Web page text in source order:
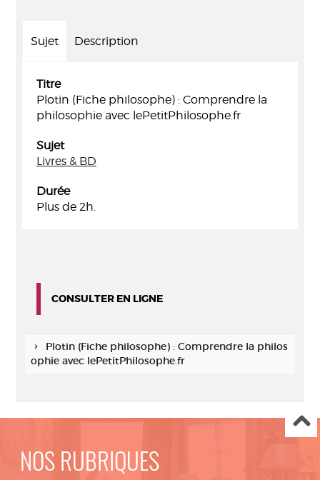
Sujet Description
Titre
Plotin (Fiche philosophe) : Comprendre la
philosophie avec lePetitPhilosophe.fr
Sujet
Livres & BD
Durée
Plus de 2h.
CONSULTER EN LIGNE
Plotin (Fiche philosophe) : Comprendre la philos
ophie avec lePetitPhilosophe.fr
NOS RUBRIQUES